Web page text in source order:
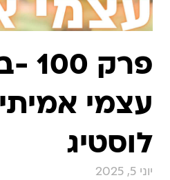
עצמי
לוסטיג
יוני 5, 2025